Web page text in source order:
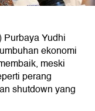
Purbaya Yudhi
ekonomi
meski
perang
shutdown yang